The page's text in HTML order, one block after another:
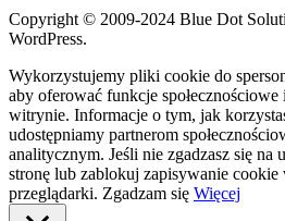
Copyright © 2009-2024 Blue Dot
WordPress.
Wykorzystujemy pliki cookie do
aby oferować funkcje
witrynie. Informacje o tym, jak
udostępniamy partnerom
analitycznym. Jeśli nie zgadzasz się na
stronę lub zablokuj zapisywanie cookie
przeglądarki. Zgadzam się Więcej